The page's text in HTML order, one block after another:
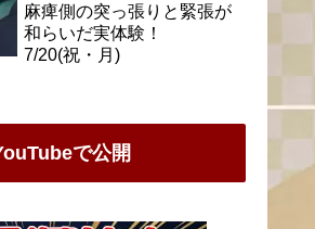
麻痺側の突っ張りと緊張が
和らいだ実体験！
7/20(祝・月)
で公開